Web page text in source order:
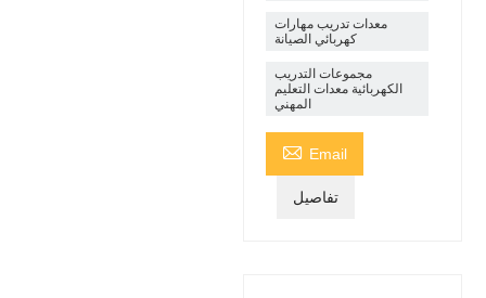
معدات تدريب مهارات
كهربائي الصيانة
مجموعات التدريب
الكهربائية معدات التعليم
المهني
 Email
تفاصيل